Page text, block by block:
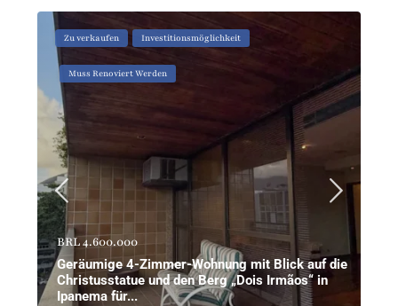
Zu verkaufen Investitionsmöglichkeit
Muss Renoviert Werden
BRL 4.600.000
Geräumige 4-Zimmer-Wohnung mit Blick auf die
Christusstatue und den Berg „Dois Irmãos“ in
Ipanema für...